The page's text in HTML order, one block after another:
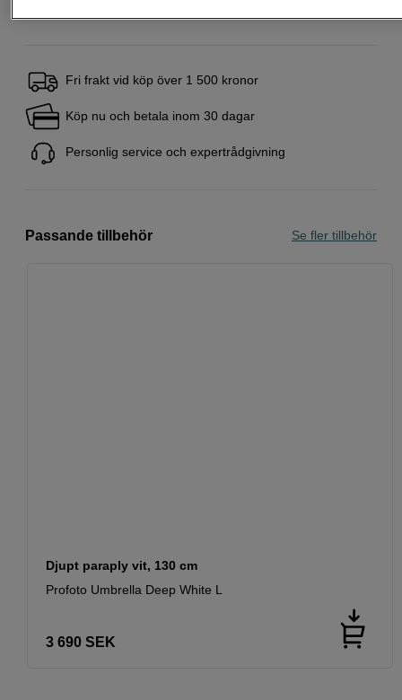
Fri frakt vid köp över 1 500 kronor
Köp nu och betala inom 30 dagar
Personlig service och expertrådgivning
Passande tillbehör Se fler tillbehör
Djupt paraply vit, 130 cm
Profoto Umbrella Deep White L
3 690 SEK